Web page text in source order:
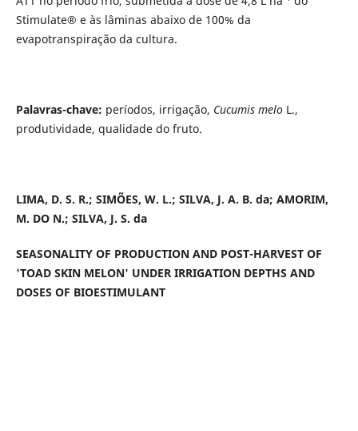
Stimulate® e às lâminas abaixo de 100% da
evapotranspiração da cultura.
Palavras-chave: períodos, irrigação, Cucumis meloL.,
produtividade, qualidade do fruto.
LIMA, D. S. R.; SIMÕES, W. L.; SILVA, J. A. B. da; AMORIM,
M. DO N.; SILVA, J. S. da
SEASONALITY OF PRODUCTION AND POST-HARVEST OF
'TOAD SKIN MELON' UNDER IRRIGATION DEPTHS AND
DOSES OF BIOESTIMULANT